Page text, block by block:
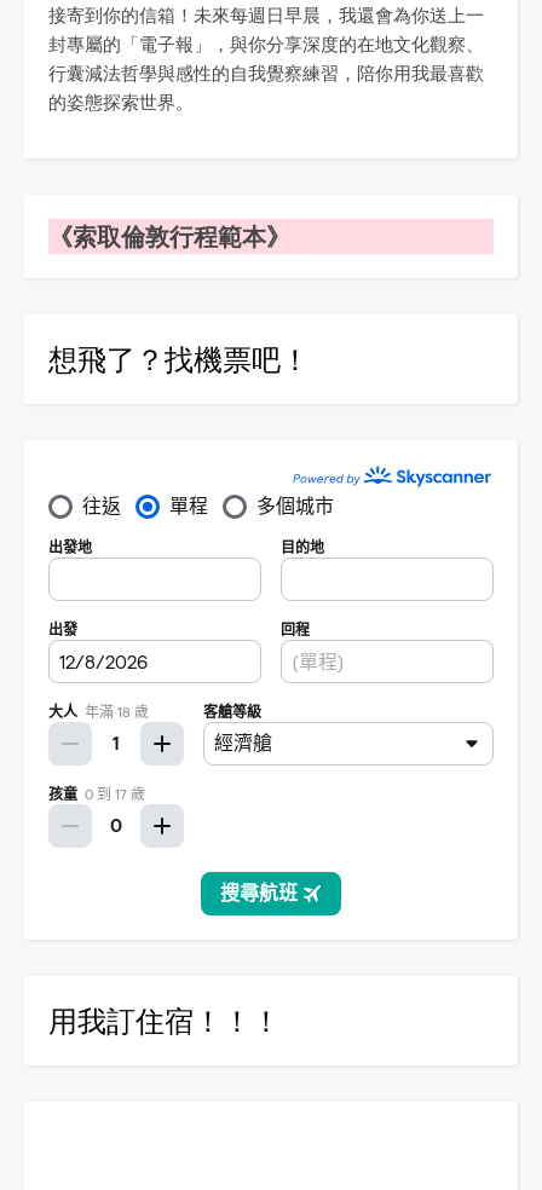
接寄到你的信箱！未來每週日早晨，我還會為你送上一
封專屬的「電子報」，與你分享深度的在地文化觀察、
行囊減法哲學與感性的自我覺察練習，陪你用我最喜歡
的姿態探索世界。
《索取倫敦行程範本》
想飛了？找機票吧！
用我訂住宿！！！